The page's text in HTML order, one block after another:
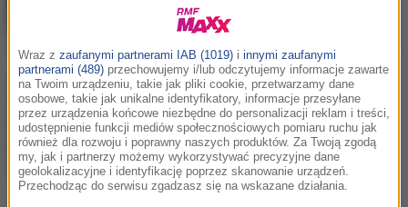
Anna Wendzikowska
zachwyca w stroju
kąpielowym.
Dziennikarka pozuje
tyłem do aparatu [FOTO]
Julia Wieniawa w stroju
sportowym. Aktorka
prezentuje
wygimnastykowane
ciało. "Petarda"
[ZDJĘCIA]
Wraz z zaufanymi partnerami IAB (1019) i innymi zaufanymi
partnerami (489) przechowujemy i/lub odczytujemy informacje zawarte
na Twoim urządzeniu, takie jak pliki cookie, przetwarzamy dane
osobowe, takie jak unikalne identyfikatory, informacje przesyłane
przez urządzenia końcowe niezbędne do personalizacji reklam i treści,
udostępnienie funkcji mediów społecznościowych pomiaru ruchu jak
również dla rozwoju i poprawny naszych produktów. Za Twoją zgodą
my, jak i partnerzy możemy wykorzystywać precyzyjne dane
geolokalizacyjne i identyfikację poprzez skanowanie urządzeń.
Przechodząc do serwisu zgadzasz się na wskazane działania.